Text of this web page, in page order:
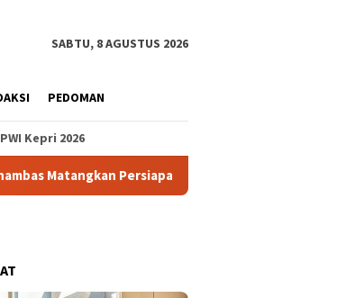
SABTU, 8 AGUSTUS 2026
PEDOMAN
Kepri 2026
Persiapan HUT ke-81 RI, Formasi Podium Upacara